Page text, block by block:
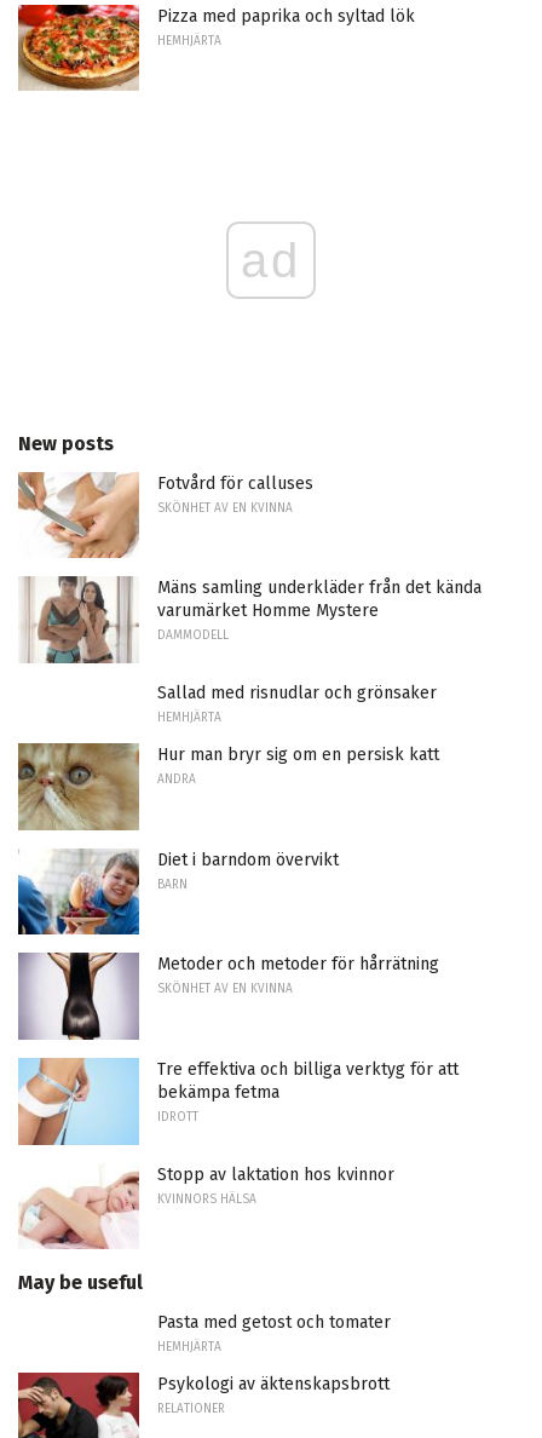
Pizza med paprika och syltad lök
HEMHJÄRTA
ad
New posts
Fotvård för calluses
SKÖNHET AV EN KVINNA
Mäns samling underkläder från det kända
varumärket Homme Mystere
DAMMODELL
Sallad med risnudlar och grönsaker
HEMHJÄRTA
Hur man bryr sig om en persisk katt
ANDRA
Diet i barndom övervikt
BARN
Metoder och metoder för hårrätning
SKÖNHET AV EN KVINNA
Tre effektiva och billiga verktyg för att
bekämpa fetma
IDROTT
Stopp av laktation hos kvinnor
KVINNORS HÄLSA
May be useful
Pasta med getost och tomater
HEMHJÄRTA
Psykologi av äktenskapsbrott
RELATIONER